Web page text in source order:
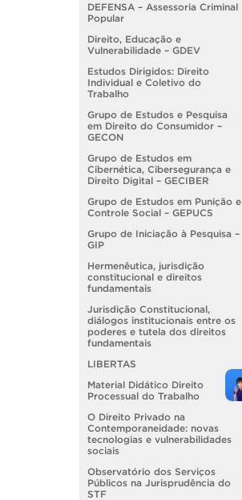
DEFENSA – Assessoria Criminal
Popular
Direito, Educação e
Vulnerabilidade – GDEV
Estudos Dirigidos: Direito
Individual e Coletivo do
Trabalho
Grupo de Estudos e Pesquisa
em Direito do Consumidor –
GECON
Grupo de Estudos em
Cibernética, Cibersegurança e
Direito Digital – GECIBER
Grupo de Estudos em Punição e
Controle Social – GEPUCS
Grupo de Iniciação à Pesquisa –
GIP
Hermenêutica, jurisdição
constitucional e direitos
fundamentais
Jurisdição Constitucional,
diálogos institucionais entre os
poderes e tutela dos direitos
fundamentais
LIBERTAS
Material Didático Direito
Processual do Trabalho
O Direito Privado na
Contemporaneidade: novas
tecnologias e vulnerabilidades
sociais
Observatório dos Serviços
Públicos na Jurisprudência do
STF